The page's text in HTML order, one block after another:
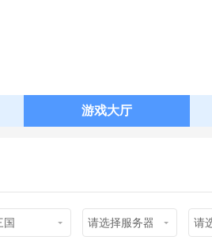
游戏大厅
国 请选择服务器 请